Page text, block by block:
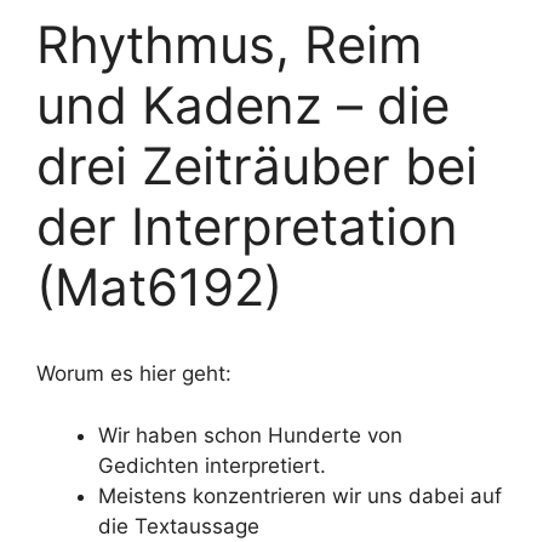
Rhythmus, Reim
und Kadenz – die
drei Zeiträuber bei
der Interpretation
(Mat6192)
Worum es hier geht:
Wir haben schon Hunderte von
Gedichten interpretiert.
Meistens konzentrieren wir uns dabei auf
die Textaussage